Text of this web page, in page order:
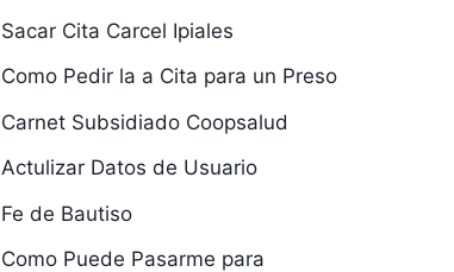
Sacar Cita Carcel Ipiales
Como Pedir la a Cita para un Preso
Carnet Subsidiado Coopsalud
Actulizar Datos de Usuario
Fe de Bautiso
Como Puede Pasarme para